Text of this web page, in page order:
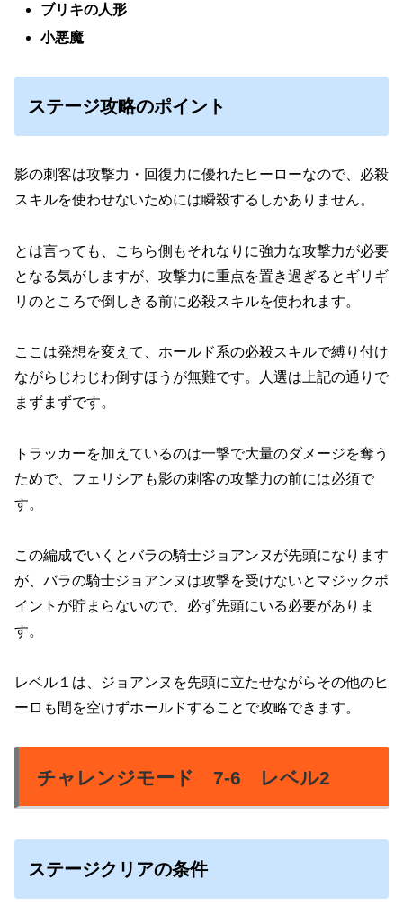
ブリキの人形
小悪魔
ステージ攻略のポイント
影の刺客は攻撃力・回復力に優れたヒーローなので、必殺
スキルを使わせないためには瞬殺するしかありません。
とは言っても、こちら側もそれなりに強力な攻撃力が必要
となる気がしますが、攻撃力に重点を置き過ぎるとギリギ
リのところで倒しきる前に必殺スキルを使われます。
ここは発想を変えて、ホールド系の必殺スキルで縛り付け
ながらじわじわ倒すほうが無難です。
人選は上記の通りで
まずまずです。
トラッカーを加えているのは一撃で大量のダメージを奪う
ためで、フェリシアも影の刺客の攻撃力の前には必須で
す。
この編成でいくとバラの騎士ジョアンヌが先頭になります
が、バラの騎士ジョアンヌは攻撃を受けないとマジックポ
イントが貯まらないので、必ず先頭にいる必要がありま
す。
レベル１は、ジョアンヌを先頭に立たせながらその他のヒ
ーロも間を空けずホールドすることで攻略できます。
チャレンジモード 7-6 レベル2
ステージクリアの条件